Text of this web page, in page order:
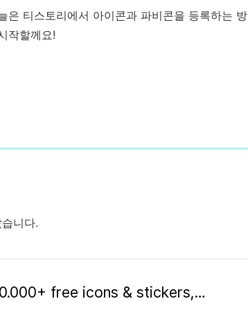
은 티스토리에서 아이콘과 파비콘을 등록하는 방
작할께요!
니다.
Icon Archive - 750.000+ free icons & stickers, PNG, SVG Downloads